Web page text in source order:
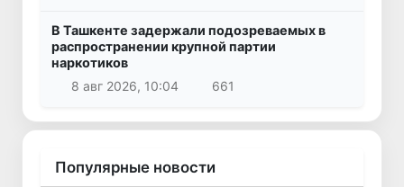
В Ташкенте задержали подозреваемых в
распространении крупной партии
наркотиков
8 авг 2026, 10:04
661
Популярные новости